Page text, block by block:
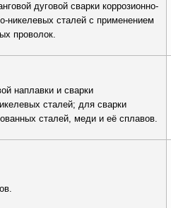
дуговой сварки коррозионно-
никелевых сталей с применением
проволок.
наплавки и сварки
сталей; для сварки
сталей, меди и её сплавов.